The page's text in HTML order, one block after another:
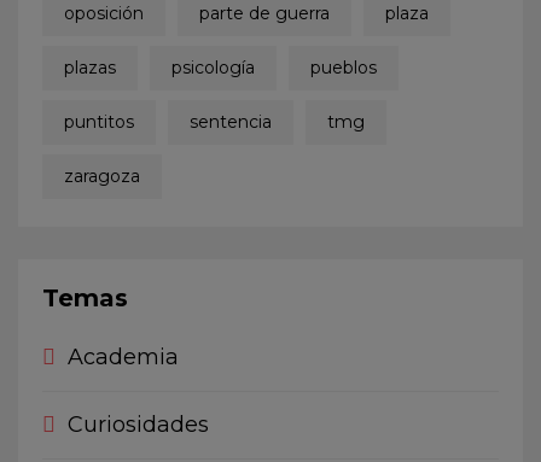
oposición parte de guerra plaza
plazas psicología pueblos
puntitos sentencia tmg
zaragoza
Temas
Academia
Curiosidades